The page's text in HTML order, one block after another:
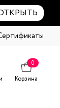
0
Корзина